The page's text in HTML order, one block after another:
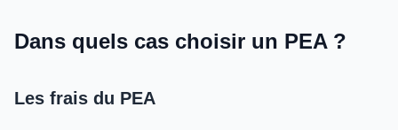
Dans quels cas choisir un PEA ?
Les frais du PEA